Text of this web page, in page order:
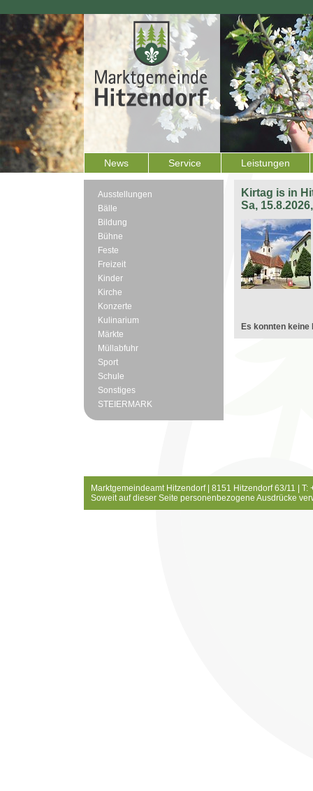
News Service Leistungen
Ausstellungen
Bälle
Bildung
Bühne
Feste
Freizeit
Kinder
Kirche
Konzerte
Kulinarium
Märkte
Müllabfuhr
Sport
Schule
Sonstiges
STEIERMARK
Kirtag is in
Sa,
Es konnten keine
Marktgemeindeamt Hitzendorf | 8151 Hitzendorf 63/11 |
Soweit auf dieser Seite personenbezogene Ausdrücke